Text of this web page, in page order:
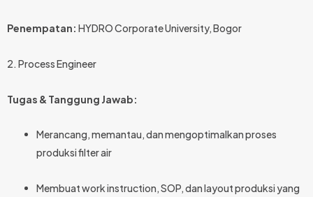
Penempatan: HYDRO Corporate University, Bogor
2. Process Engineer
Tugas & Tanggung Jawab:
Merancang, memantau, dan mengoptimalkan proses
produksi filter air
Membuat work instruction, SOP, dan layout produksi yang